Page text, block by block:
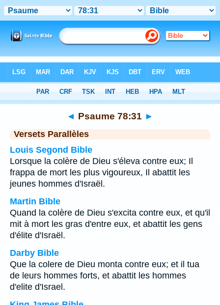
Chapitre 78> Verset 31
◄ Psaume 78:31 ►
Versets Parallèles
Louis Segond Bible
Lorsque la colère de Dieu s'éleva contre eux; Il
frappa de mort les plus vigoureux, Il abattit les
jeunes hommes d'Israël.
Martin Bible
Quand la colère de Dieu s'excita contre eux, et qu'il
mit à mort les gras d'entre eux, et abattit les gens
d'élite d'Israël.
Darby Bible
Que la colere de Dieu monta contre eux; et il tua
de leurs hommes forts, et abattit les hommes
d'elite d'Israel.